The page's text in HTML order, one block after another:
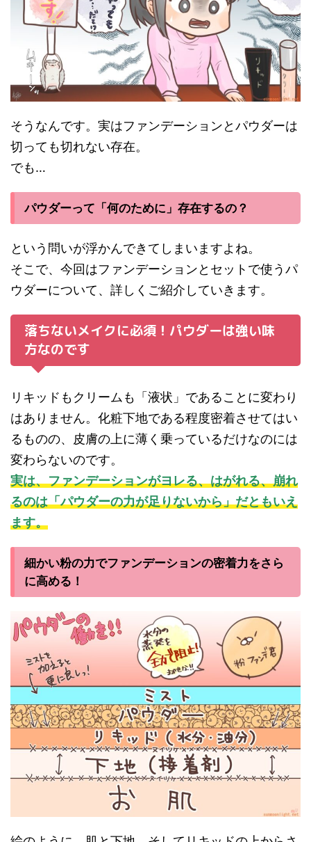
そうなんです。実はファンデーションとパウダーは
切っても切れない存在。
でも…
パウダーって「何のために」存在するの？
という問いが浮かんできてしまいますよね。
そこで、今回はファンデーションとセットで使うパ
ウダーについて、詳しくご紹介していきます。
落ちないメイクに必須！パウダーは強い味
方なのです
リキッドもクリームも「液状」であることに変わり
はありません。化粧下地である程度密着させてはい
るものの、皮膚の上に薄く乗っているだけなのには
変わらないのです。
実は、ファンデーションがヨレる、はがれる、崩れ
るのは「パウダーの力が足りないから」だともいえ
ます。
細かい粉の力でファンデーションの密着力をさら
に高める！